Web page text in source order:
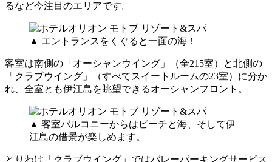
るなど今注目のエリアです。
▲ エントランスをくぐると一面の海！
客室は南側の「オーシャンウイング」（全215室）と北側の
「クラブウイング」（すべてスイートルームの23室）に分か
れ、全室とも伊江島を眺望できるオーシャンフロント。
▲ 客室バルコニーからはビーチと海、そして伊
江島の借景が楽しめます。
とりわけ「クラブウイング」ではバレーパーキングサービス